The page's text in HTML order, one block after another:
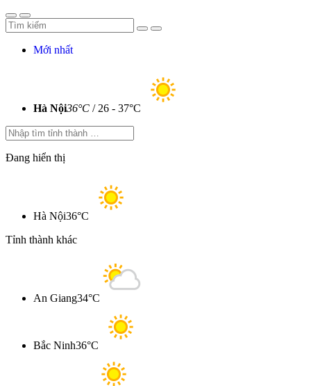
Mới nhất
Hà Nội36°C / 26 - 37°C
Đang hiển thị
Hà Nội36°C
Tỉnh thành khác
An Giang34°C
Bắc Ninh36°C